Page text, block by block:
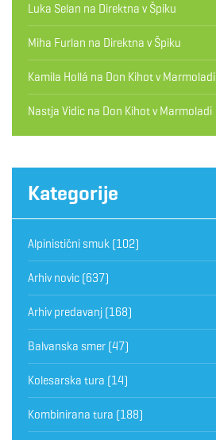
Luka Selan na Direktna v Špiku
Miha Furlan na Direktna v Špiku
Kamila Hollá na Don Kihot v Marmoladi
Nastja Vidic na Don Kihot v Marmoladi
Kategorije
Alpinistični smuk (102)
Arhiv novic (637)
Arhiv predavanj (168)
Balvanska smer (47)
Kolesarska tura (14)
Kombinirana tura (188)